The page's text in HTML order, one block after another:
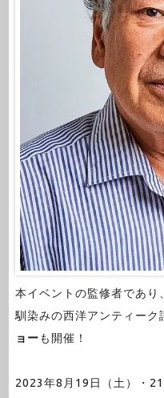
本イベントの監修者であり
馴染みの西洋アンティーク
ョーも開催！
2023年8月19日（土）・